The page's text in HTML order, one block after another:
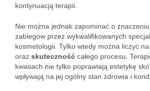
kontynuacją terapii.
Nie można jednak zapominać o
zabiegów przez wykwalifikowanych
kosmetologii. Tylko wtedy można liczyć na
oraz skuteczność całego procesu.
kwasach nie tylko poprawiają estetykę
wpływają na jej ogólny stan zdrowia i